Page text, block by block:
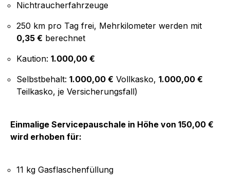
Nichtraucherfahrzeuge
250 km pro Tag frei, Mehrkilometer werden mit
0,35 € berechnet
Kaution: 1.000,00 €
Selbstbehalt: 1.000,00 € Vollkasko, 1.000,00 €
Teilkasko, je Versicherungsfall)
Einmalige Servicepauschale in Höhe von 150,00 €
wird erhoben für:
11 kg Gasflaschenfüllung